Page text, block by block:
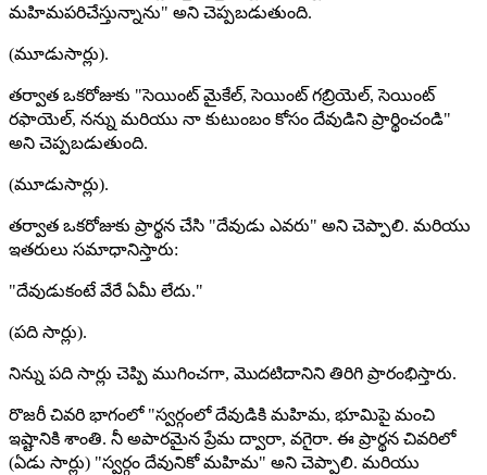
మహిమపరిచేస్తున్నాను" అని చెప్పబడుతుంది.
(మూడుసార్లు).
తర్వాత ఒకరోజుకు "సెయింట్ మైకేల్, సెయింట్ గబ్రియెల్, సెయింట్
రఫాయెల్, నన్ను మరియు నా కుటుంబం కోసం దేవుడిని ప్రార్థించండి"
అని చెప్పబడుతుంది.
(మూడుసార్లు).
తర్వాత ఒకరోజుకు ప్రార్థన చేసి "దేవుడు ఎవరు" అని చెప్పాలి. మరియు
ఇతరులు సమాధానిస్తారు:
"దేవుడుకంటే వేరే ఏమీ లేదు."
(పది సార్లు).
నిన్ను పది సార్లు చెప్పి ముగించగా, మొదటిదానిని తిరిగి ప్రారంభిస్తారు.
రొజరీ చివరి భాగంలో "స్వర్గంలో దేవుడికి మహిమ, భూమిపై మంచి
ఇష్టానికి శాంతి. నీ అపారమైన ప్రేమ ద్వారా, వగైరా. ఈ ప్రార్థన చివరిలో
(ఏడు సార్లు) "స్వర్గం దేవునికో మహిమ" అని చెప్పాలి. మరియు